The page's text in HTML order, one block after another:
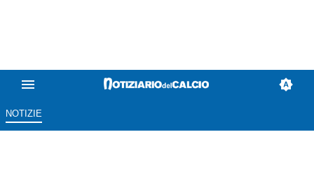
NOTIZIE